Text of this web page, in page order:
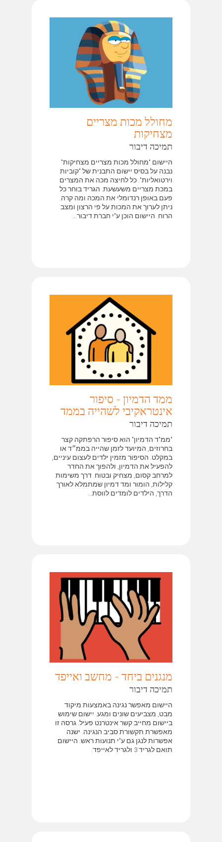
מחולל מכות מצריים
מצחיקות
תמיכה דיבור
היישום "מחולל מכות מצריים מצחיקות"
נבנה על בסיס יישום התבנית של "קוביות
וירטואליות". כל לחיצה מכה את המצרים
במכת מצריים משעשעת. הגריד בוחר כל
פעם באופן רנדומלי את המכה ומה קרה.
ניתן לערוך את המכות על פי הרצון ומצב
הרוח. היישום הוכן ע"י חברת דיבור...
ממד הדמיון - סיפור
אינטראקיבי לשהייה בממד
תמיכה דיבור
"ממ"ד הדמיון" הוא סיפור הרפתקה קצר
בחרוזים, המיועד לזמן שהייה בממ״ד או
במקלט. הסיפור מזמין ילדים לעצום עיניים,
להפעיל את הדמיון, ולהפוך את החדר
למרחב קסום, מצחיק ובטוח. דרך משימות
קלילות, הומור ומד דמיון שמתמלא לאורך
הדרך, הילדים לומדים לווסת...
מנגנים ביחד - מחשב ואייפד
תמיכה דיבור
היישום מאפשר נגינה באמצעות מיקוד
מבט, מצביעים שונים ומגע. יישום שימוש
ביישום מחייב קשר אינטרנט פעיל. גרסה זו
מאפשרת תקשורת סביב הנגינה. ישנה
אפשרות לנגן גם ע"י תנועות ראש. היישום
תואם לגריד 3 ולגריד לאייפד.